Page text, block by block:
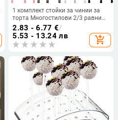
1 комплект стойки за чинии за
торта Многостилови 2/3 равни
плочи с дръжка Монтаж на
хардуер Прът Инструмент
Поставка за чинии за торта
Поставка за торта за сватбен
рожден ден
2.83 - 6.77 €/
5.53 - 13.24 лв
add_shopping_cart